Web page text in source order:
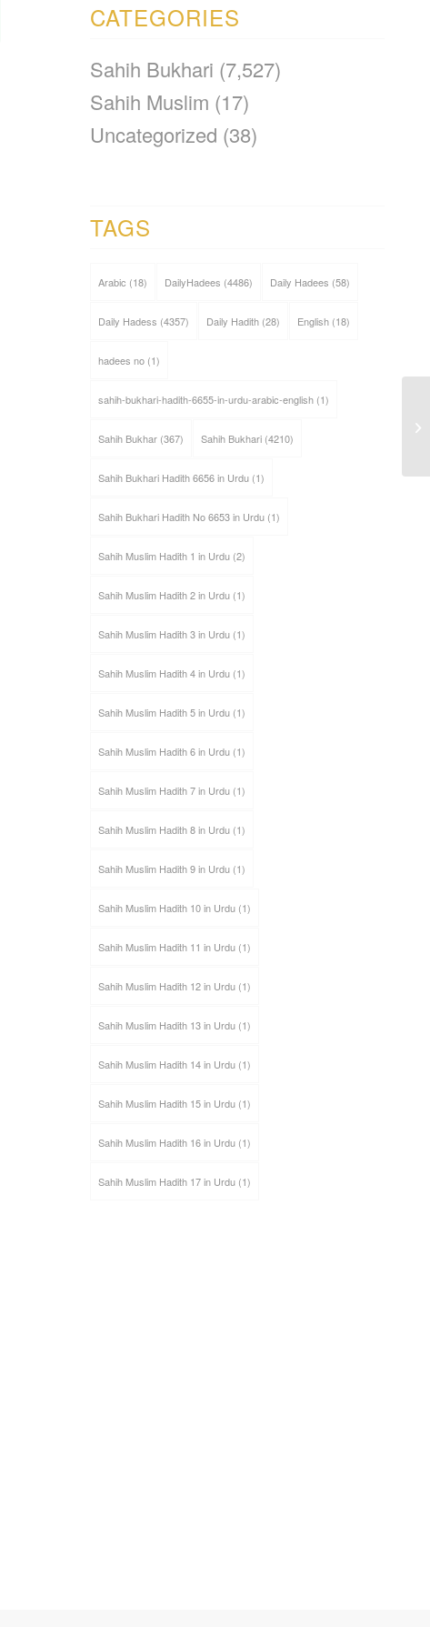
CATEGORIES
Sahih Bukhari (7,527)
Sahih Muslim (17)
Uncategorized (38)
TAGS
Arabic (18) DailyHadees (4486) Daily Hadees (58)
Daily Hadess (4357) Daily Hadith(28) English(18)
hadees no(1)
sahih-bukhari-hadith-6655-in-urdu-arabic-english(1)
Sahih Bukhar(367) Sahih Bukhari(4210)
Sahih Bukhari Hadith 6656 in Urdu(1)
Sahih Bukhari Hadith No 6653 in Urdu(1)
Sahih Muslim Hadith 1 in Urdu(2)
Sahih Muslim Hadith 2 in Urdu(1)
Sahih Muslim Hadith 3 in Urdu(1)
Sahih Muslim Hadith 4 in Urdu(1)
Sahih Muslim Hadith 5 in Urdu(1)
Sahih Muslim Hadith 6 in Urdu(1)
Sahih Muslim Hadith 7 in Urdu(1)
Sahih Muslim Hadith 8 in Urdu(1)
Sahih Muslim Hadith 9 in Urdu(1)
Sahih Muslim Hadith 10 in Urdu(1)
Sahih Muslim Hadith 11 in Urdu(1)
Sahih Muslim Hadith 12 in Urdu(1)
Sahih Muslim Hadith 13 in Urdu(1)
Sahih Muslim Hadith 14 in Urdu(1)
Sahih Muslim Hadith 15 in Urdu(1)
Sahih Muslim Hadith 16 in Urdu(1)
Sahih Muslim Hadith 17 in Urdu(1)